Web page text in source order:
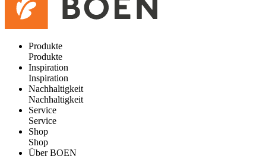
Produkte
Produkte
Inspiration
Inspiration
Nachhaltigkeit
Nachhaltigkeit
Service
Service
Shop
Shop
Über BOEN